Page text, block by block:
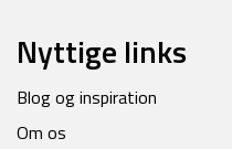
Nyttige links
Blog og inspiration
Om os